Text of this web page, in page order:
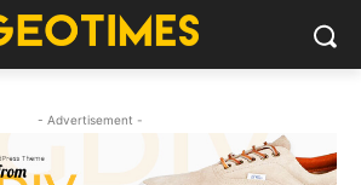
- Advertisement -